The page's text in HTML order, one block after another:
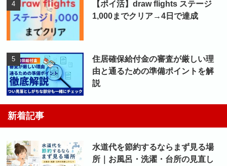
【ポイ活】draw flights ステージ
1,000までクリア→4日で達成
住居確保給付金の審査が厳しい理
由と通るための準備ポイントを解
説
新着記事
水道代を節約するならまず見る場
所｜お風呂・洗濯・台所の見直し